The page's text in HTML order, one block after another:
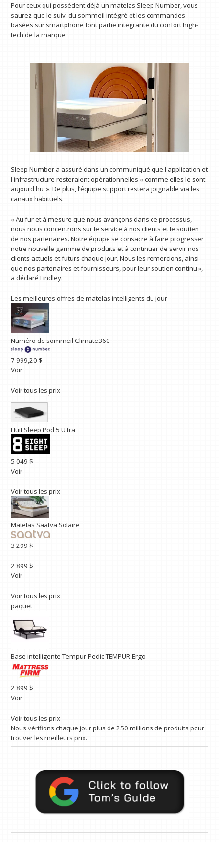
Pour ceux qui possèdent déjà un matelas Sleep Number, vous
saurez que le suivi du sommeil intégré et les commandes
basées sur smartphone font partie intégrante du confort high-
tech de la marque.
Sleep Number a assuré dans un communiqué que l'application et
l'infrastructure resteraient opérationnelles « comme elles le sont
aujourd'hui ». De plus, l’équipe support restera joignable via les
canaux habituels.
« Au fur et à mesure que nous avançons dans ce processus,
nous nous concentrons sur le service à nos clients et le soutien
de nos partenaires. Notre équipe se consacre à faire progresser
notre nouvelle gamme de produits et à continuer de servir nos
clients actuels et futurs chaque jour. Nous les remercions, ainsi
que nos partenaires et fournisseurs, pour leur soutien continu »,
a déclaré Findley.
Les meilleures offres de matelas intelligents du jour
Numéro de sommeil Climate360
7 999,20 $
Voir
Voir tous les prix
Huit Sleep Pod 5 Ultra
5 049 $
Voir
Voir tous les prix
Matelas Saatva Solaire
3 299 $
2 899 $
Voir
Voir tous les prix
paquet
Base intelligente Tempur-Pedic TEMPUR-Ergo
2 899 $
Voir
Voir tous les prix
Nous vérifions chaque jour plus de 250 millions de produits pour
trouver les meilleurs prix.